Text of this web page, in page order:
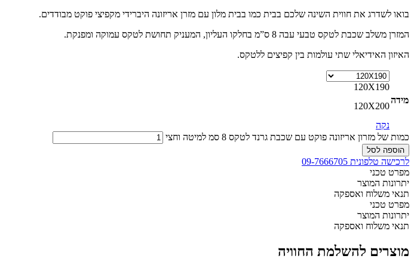
בואו לשדרג את חווית השינה שלכם בבית כמו בבית מלון עם מזרן אריזונה היברידי מקפיצי פוקט מבודדים.
המזרן משלב שכבת לטקס טבעי עבה 8 ס”מ בחלקו העליון, המעניק תחושת לטקס עמוקה ומפנקת.
האיזון האידיאלי שתי עולמות בין קפיצים ללטקס.
מידה
120X190
120X200
נקה
כמות של מזרון אריזונה פוקט עם שכבת גרנד לטקס 8 סמ למיטה וחצי
הוספה לסל
לרכישה טלפונית 09-7666705
מפרט טכני
יתרונות המוצר
תנאי משלוח ואספקה
מפרט טכני
יתרונות המוצר
תנאי משלוח ואספקה
מוצרים להשלמת החוויה